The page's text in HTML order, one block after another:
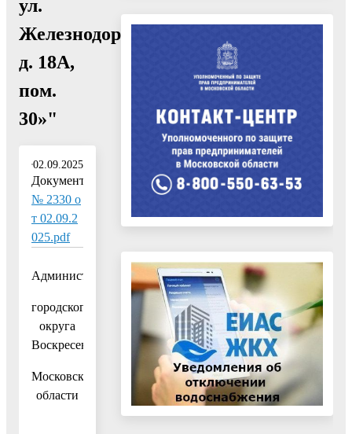
ул.
Железнодорожная,
д. 18А,
пом.
30»"
02.09.2025
Документ:
№ 2330 о
т 02.09.2
025.pdf
Администрация
городского
округа
Воскресенск
Московской
области